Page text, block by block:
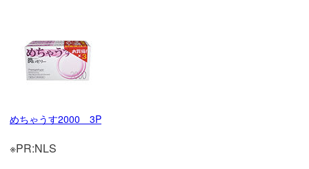
めちゃうす2000 3P
※PR:NLS